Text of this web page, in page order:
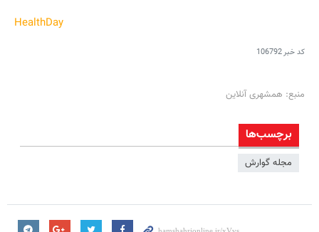
کد خبر106792
منبع: همشهری آنلاین
برچسب‌ها
مجله گوارش